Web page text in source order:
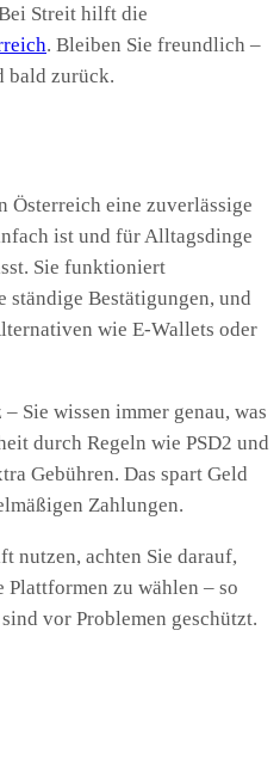
Streit hilft die
. Bleiben Sie freundlich –
bald zurück.
Österreich eine zuverlässige
ist und für Alltagsdinge
Sie funktioniert
ständige Bestätigungen, und
wie E-Wallets oder
Sie wissen immer genau, was
durch Regeln wie PSD2 und
Gebühren. Das spart Geld
Zahlungen.
nutzen, achten Sie darauf,
zu wählen – so
vor Problemen geschützt.